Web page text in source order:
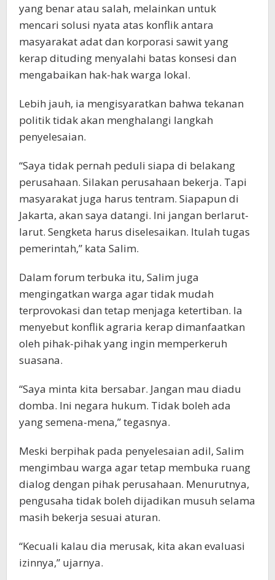
yang benar atau salah, melainkan untuk
mencari solusi nyata atas konflik antara
masyarakat adat dan korporasi sawit yang
kerap dituding menyalahi batas konsesi dan
mengabaikan hak-hak warga lokal.
Lebih jauh, ia mengisyaratkan bahwa tekanan
politik tidak akan menghalangi langkah
penyelesaian.
“Saya tidak pernah peduli siapa di belakang
perusahaan. Silakan perusahaan bekerja. Tapi
masyarakat juga harus tentram. Siapapun di
Jakarta, akan saya datangi. Ini jangan berlarut-
larut. Sengketa harus diselesaikan. Itulah tugas
pemerintah,” kata Salim.
Dalam forum terbuka itu, Salim juga
mengingatkan warga agar tidak mudah
terprovokasi dan tetap menjaga ketertiban. Ia
menyebut konflik agraria kerap dimanfaatkan
oleh pihak-pihak yang ingin memperkeruh
suasana.
“Saya minta kita bersabar. Jangan mau diadu
domba. Ini negara hukum. Tidak boleh ada
yang semena-mena,” tegasnya.
Meski berpihak pada penyelesaian adil, Salim
mengimbau warga agar tetap membuka ruang
dialog dengan pihak perusahaan. Menurutnya,
pengusaha tidak boleh dijadikan musuh selama
masih bekerja sesuai aturan.
“Kecuali kalau dia merusak, kita akan evaluasi
izinnya,” ujarnya.